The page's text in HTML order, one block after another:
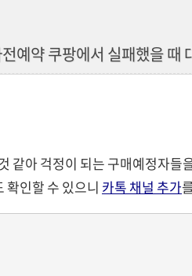
예약 쿠팡에서 실패했을 때
같아 걱정이 되는 구매예정자
확인할 수 있으니 카톡 채널 추가